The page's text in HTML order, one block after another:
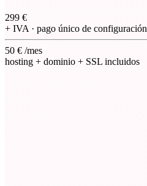
299 €
+ IVA · pago único de configuración
50 € /mes
hosting + dominio + SSL incluidos